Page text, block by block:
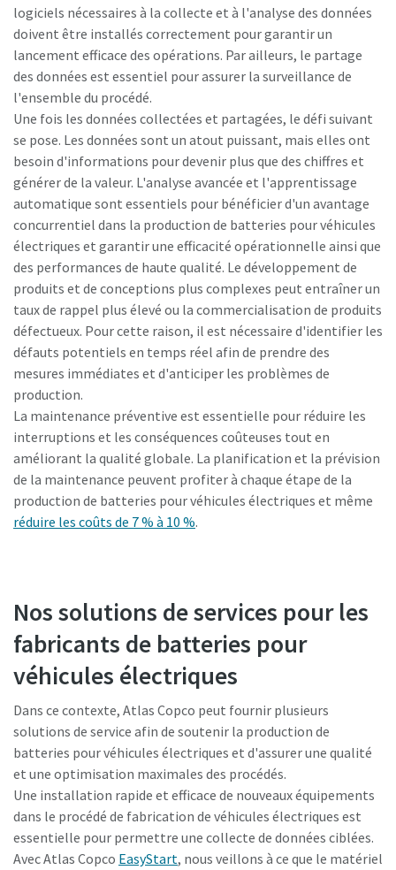
logiciels nécessaires à la collecte et à l'analyse des données
doivent être installés correctement pour garantir un
lancement efficace des opérations. Par ailleurs, le partage
des données est essentiel pour assurer la surveillance de
l'ensemble du procédé.
Une fois les données collectées et partagées, le défi suivant
se pose. Les données sont un atout puissant, mais elles ont
besoin d'informations pour devenir plus que des chiffres et
générer de la valeur. L'analyse avancée et l'apprentissage
automatique sont essentiels pour bénéficier d'un avantage
concurrentiel dans la production de batteries pour véhicules
électriques et garantir une efficacité opérationnelle ainsi que
des performances de haute qualité. Le développement de
produits et de conceptions plus complexes peut entraîner un
taux de rappel plus élevé ou la commercialisation de produits
défectueux. Pour cette raison, il est nécessaire d'identifier les
défauts potentiels en temps réel afin de prendre des
mesures immédiates et d'anticiper les problèmes de
production.
La maintenance préventive est essentielle pour réduire les
interruptions et les conséquences coûteuses tout en
améliorant la qualité globale. La planification et la prévision
de la maintenance peuvent profiter à chaque étape de la
production de batteries pour véhicules électriques et même
réduire les coûts de 7 % à 10 %.
Nos solutions de services pour les
fabricants de batteries pour
véhicules électriques
Dans ce contexte, Atlas Copco peut fournir plusieurs
solutions de service afin de soutenir la production de
batteries pour véhicules électriques et d'assurer une qualité
et une optimisation maximales des procédés.
Une installation rapide et efficace de nouveaux équipements
dans le procédé de fabrication de véhicules électriques est
essentielle pour permettre une collecte de données ciblées.
Avec Atlas Copco EasyStart, nous veillons à ce que le matériel